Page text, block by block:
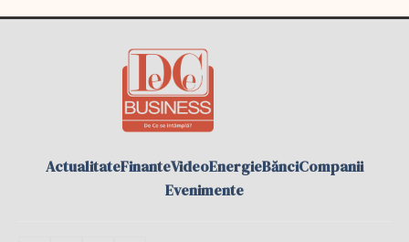
ActualitateFinanteVideoEnergieBănciCompanii
Evenimente